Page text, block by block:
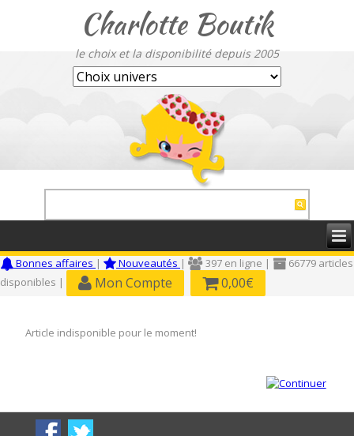
Charlotte Boutik
le choix et la disponibilité depuis 2005
Bonnes affaires | Nouveautés | 397 en ligne |
66779 articles
disponibles |
Mon Compte 0,00€
Article indisponible pour le moment!